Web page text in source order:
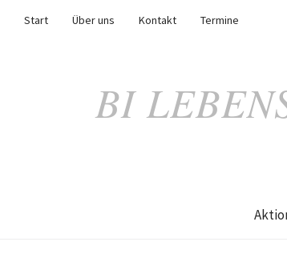
Start Über uns Kontakt Termine
BI